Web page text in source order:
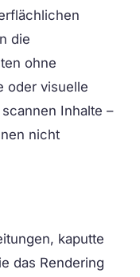
die
ohne
oder visuelle
Inhalte –
nicht
kaputte
das Rendering